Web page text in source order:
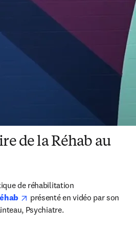
de la Réhab au
de réhabilitation
opens in new tab/window
présenté en vidéo par son
Psychiatre.